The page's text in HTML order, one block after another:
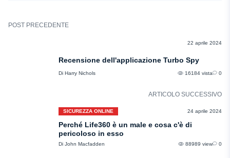
POST PRECEDENTE
22 aprile 2024
Recensione dell'applicazione Turbo Spy
Di Harry Nichols 16184 vista 0
ARTICOLO SUCCESSIVO
SICUREZZA ONLINE 24 aprile 2024
Perché Life360 è un male e cosa c'è di
pericoloso in esso
Di John Macfadden 88989 view 0